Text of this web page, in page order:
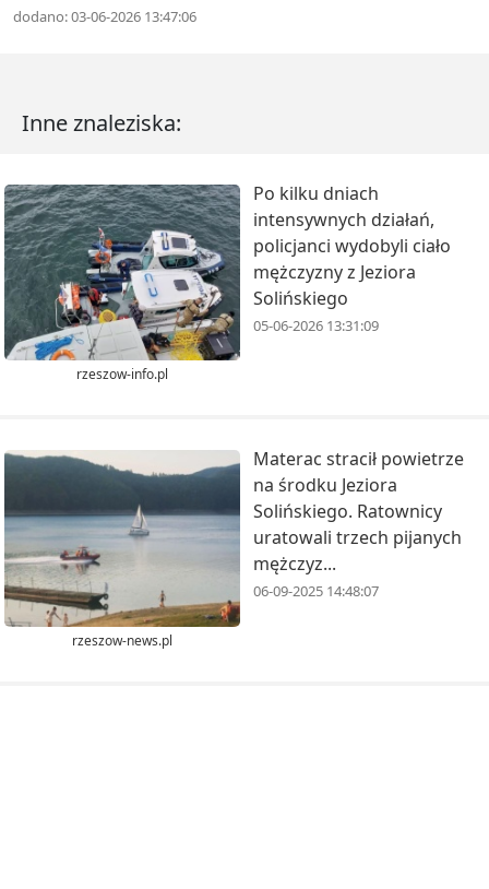
dodano: 03-06-2026 13:47:06
Inne znaleziska:
rzeszow-info.pl
Po kilku dniach
intensywnych działań,
policjanci wydobyli ciało
mężczyzny z Jeziora
Solińskiego
05-06-2026 13:31:09
rzeszow-news.pl
Materac stracił powietrze
na środku Jeziora
Solińskiego. Ratownicy
uratowali trzech pijanych
mężczyz...
06-09-2025 14:48:07